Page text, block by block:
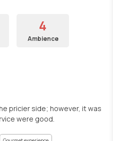
4
Ambience
pricier side; however, it was
were good.